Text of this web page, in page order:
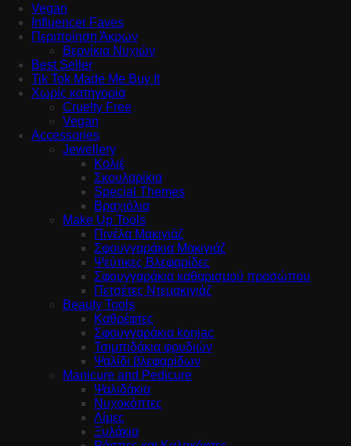
Vegan
Influencer Faves
Περιποίηση Άκρων
Βερνίκια Νυχιών
Best Seller
Tik Tok Made Me Buy It
Χωρίς κατηγορία
Cruelty Free
Vegan
Accessories
Jewellery
Κολιέ
Σκουλαρίκια
Special Themes
Βραχιόλια
Make Up Tools
Πινέλα Μακιγιάζ
Σφουγγαράκια Μακιγιάζ
Ψεύτικες Βλεφαρίδες
Σφουγγαράκια καθαρισμού προσώπου
Πετσέτες Ντεμακιγιάζ
Beauty Tools
Καθρέφτες
Σφουγγαράκια konjac
Τσιμπιδάκια φρυδιών
Ψαλίδι βλεφαρίδων
Manicure and Pedicure
Ψαλιδάκια
Νυχοκόπτες
Λίμες
Ξυλάκια